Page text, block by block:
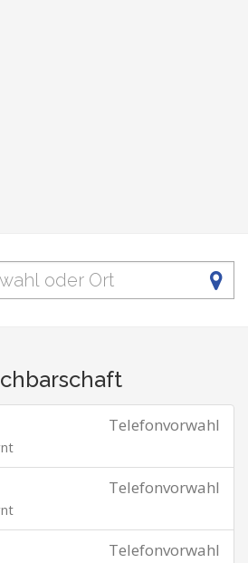
Telefonvorwahl
Telefonvorwahl
Telefonvorwahl